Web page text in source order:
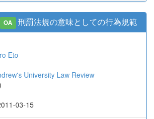
OA 刑罰法規の意味としての行為規範
Eto
University Law Review
03-15